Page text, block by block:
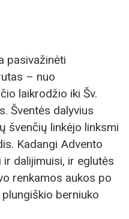
pasivažinėti
– nuo
laikrodžio iki Šv.
Šventės dalyvius
švenčių linkėjo linksmi
Kadangi Advento
dalijimuisi, ir eglutės
renkamos aukos po
berniuko